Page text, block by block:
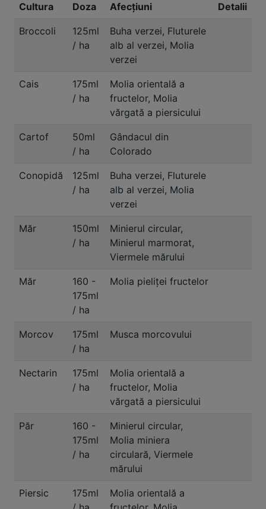
Cultura Doza Afecțiuni Detalii
Broccoli
125ml
/ ha
Buha verzei, Fluturele
alb al verzei, Molia
verzei
Cais
175ml
/ ha
Molia orientală a
fructelor, Molia
vărgată a piersicului
Cartof
50ml
/ ha
Gândacul din
Colorado
Conopidă
125ml
/ ha
Buha verzei, Fluturele
alb al verzei, Molia
verzei
Măr
150ml
/ ha
Minierul circular,
Minierul marmorat,
Viermele mărului
Măr
160 -
175ml
/ ha
Molia pieliței fructelor
Morcov
175ml
/ ha
Musca morcovului
Nectarin
175ml
/ ha
Molia orientală a
fructelor, Molia
vărgată a piersicului
Păr
160 -
175ml
/ ha
Minierul circular,
Molia miniera
circulară, Viermele
mărului
Piersic
175ml
Molia orientală a